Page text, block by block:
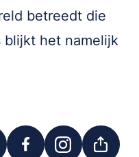
betreedt die
blijkt het namelijk